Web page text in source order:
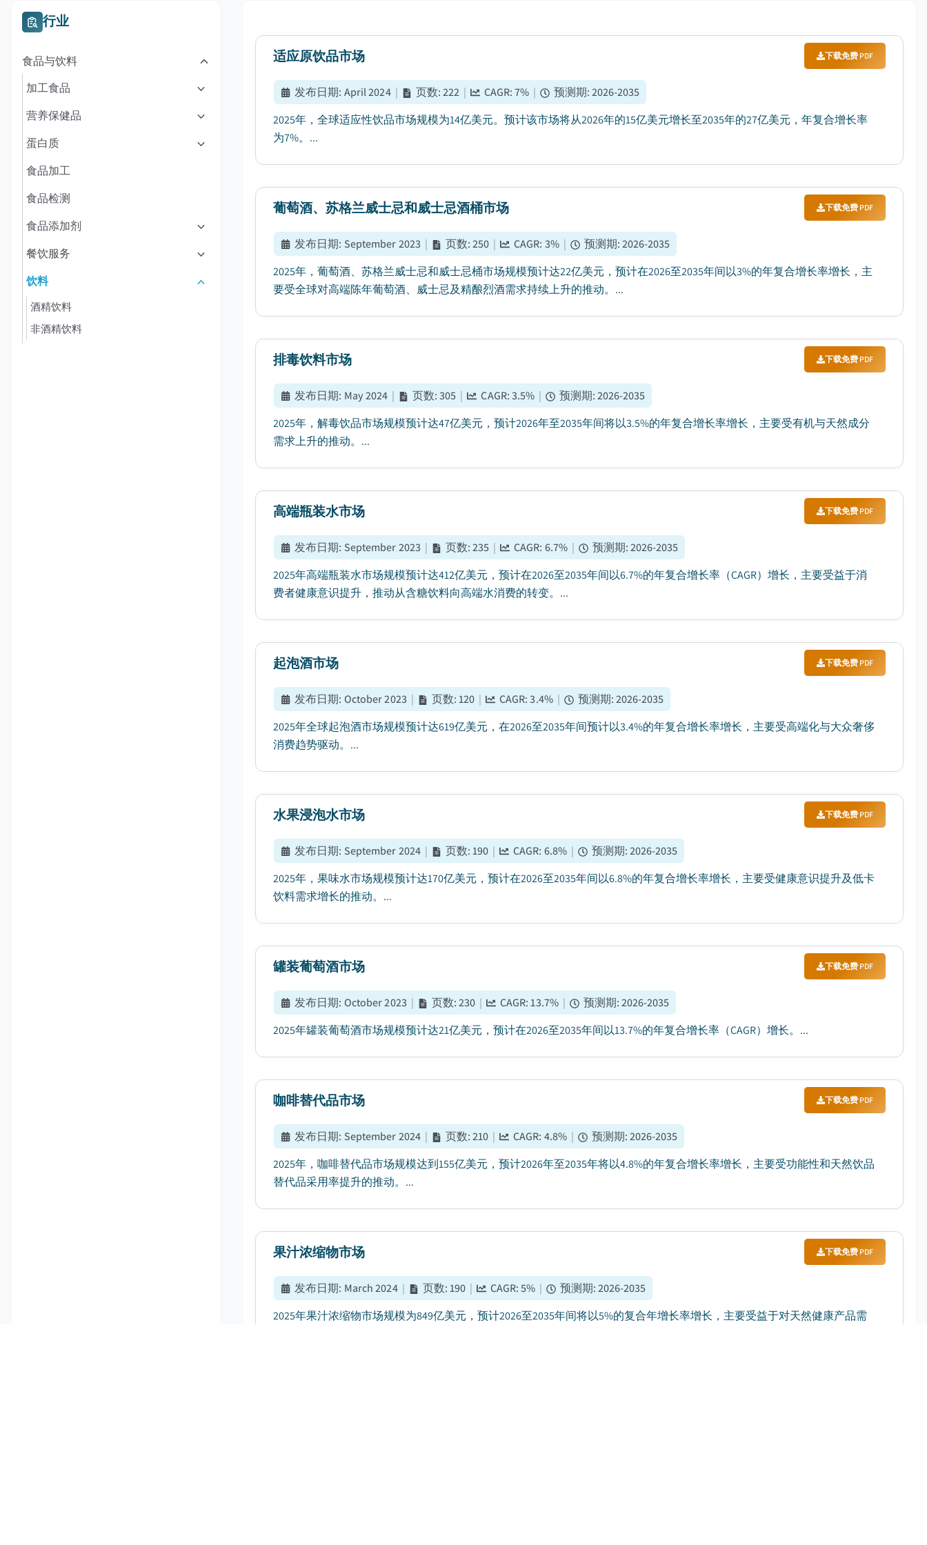
行业
食品与饮料
加工食品
营养保健品
蛋白质
食品加工
食品检测
食品添加剂
餐饮服务
饮料
酒精饮料
非酒精饮料
适应原饮品市场 下载免费 PDF
发布日期: April 2024 | 页数:222 | CAGR:7% | 预测期:2026-2035
2025年，全球适应性饮品市场规模为14亿美元。预计该市场将从2026年的15亿美元增长至2035年的27亿美元，年复合增长率
为7%。...
葡萄酒、苏格兰威士忌和威士忌酒桶市场 下载免费 PDF
发布日期: September 2023 | 页数:250 | CAGR: 3% | 预测期:2026-2035
2025年，葡萄酒、苏格兰威士忌和威士忌桶市场规模预计达22亿美元，预计在2026至2035年间以3%的年复合增长率增长，主
要受全球对高端陈年葡萄酒、威士忌及精酿烈酒需求持续上升的推动。...
排毒饮料市场 下载免费 PDF
发布日期: May 2024 | 页数:305 | CAGR:3.5% | 预测期:2026-2035
2025年，解毒饮品市场规模预计达47亿美元，预计2026年至2035年间将以3.5%的年复合增长率增长，主要受有机与天然成分
需求上升的推动。...
高端瓶装水市场 下载免费 PDF
发布日期: September 2023 | 页数:235 | CAGR: 6.7% | 预测期:2026-2035
2025年高端瓶装水市场规模预计达412亿美元，预计在2026至2035年间以6.7%的年复合增长率（CAGR）增长，主要受益于消
费者健康意识提升，推动从含糖饮料向高端水消费的转变。...
起泡酒市场 下载免费 PDF
发布日期: October 2023 | 页数:120 | CAGR:3.4% | 预测期:2026-2035
2025年全球起泡酒市场规模预计达619亿美元，在2026至2035年间预计以3.4%的年复合增长率增长，主要受高端化与大众奢侈
消费趋势驱动。...
水果浸泡水市场 下载免费 PDF
发布日期: September 2024 | 页数:190 | CAGR: 6.8% | 预测期:2026-2035
2025年，果味水市场规模预计达170亿美元，预计在2026至2035年间以6.8%的年复合增长率增长，主要受健康意识提升及低卡
饮料需求增长的推动。...
罐装葡萄酒市场 下载免费 PDF
发布日期: October 2023 | 页数:230 | CAGR:13.7% | 预测期:2026-2035
2025年罐装葡萄酒市场规模预计达21亿美元，预计在2026至2035年间以13.7%的年复合增长率（CAGR）增长。...
咖啡替代品市场 下载免费 PDF
发布日期: September 2024 | 页数:210 | CAGR: 4.8% | 预测期:2026-2035
2025年，咖啡替代品市场规模达到155亿美元，预计2026年至2035年将以4.8%的年复合增长率增长，主要受功能性和天然饮品
替代品采用率提升的推动。...
果汁浓缩物市场 下载免费 PDF
发布日期: March 2024 | 页数:190 | CAGR:5% | 预测期:2026-2035
2025年果汁浓缩物市场规模为849亿美元，预计2026至2035年间将以5%的复合年增长率增长，主要受益于对天然健康产品需